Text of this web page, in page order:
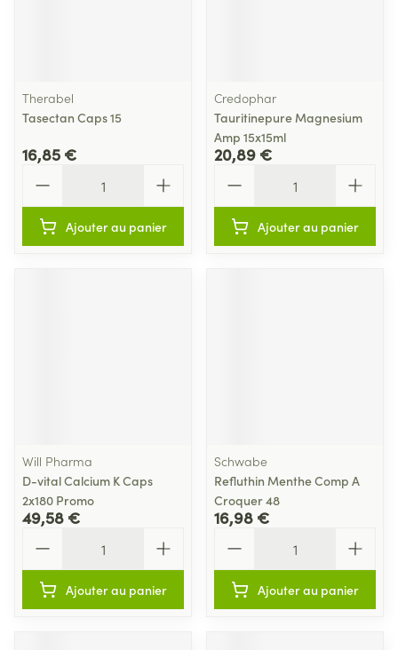
Therabel
Tasectan Caps 15
16,85 €
Ajouter au panier
Credophar
Tauritinepure Magnesium
Amp 15x15ml
20,89 €
Ajouter au panier
Will Pharma
D-vital Calcium K Caps
2x180 Promo
49,58 €
Ajouter au panier
Schwabe
Refluthin Menthe Comp A
Croquer 48
16,98 €
Ajouter au panier